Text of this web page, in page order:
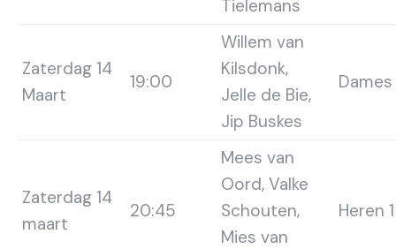
Tielemans
Zaterdag 14
Maart
19:00
Willem van
Kilsdonk,
Jelle de Bie,
Jip Buskes
Dames
Zaterdag 14
maart
20:45
Mees van
Oord, Valke
Schouten,
Mies van
Heren 1